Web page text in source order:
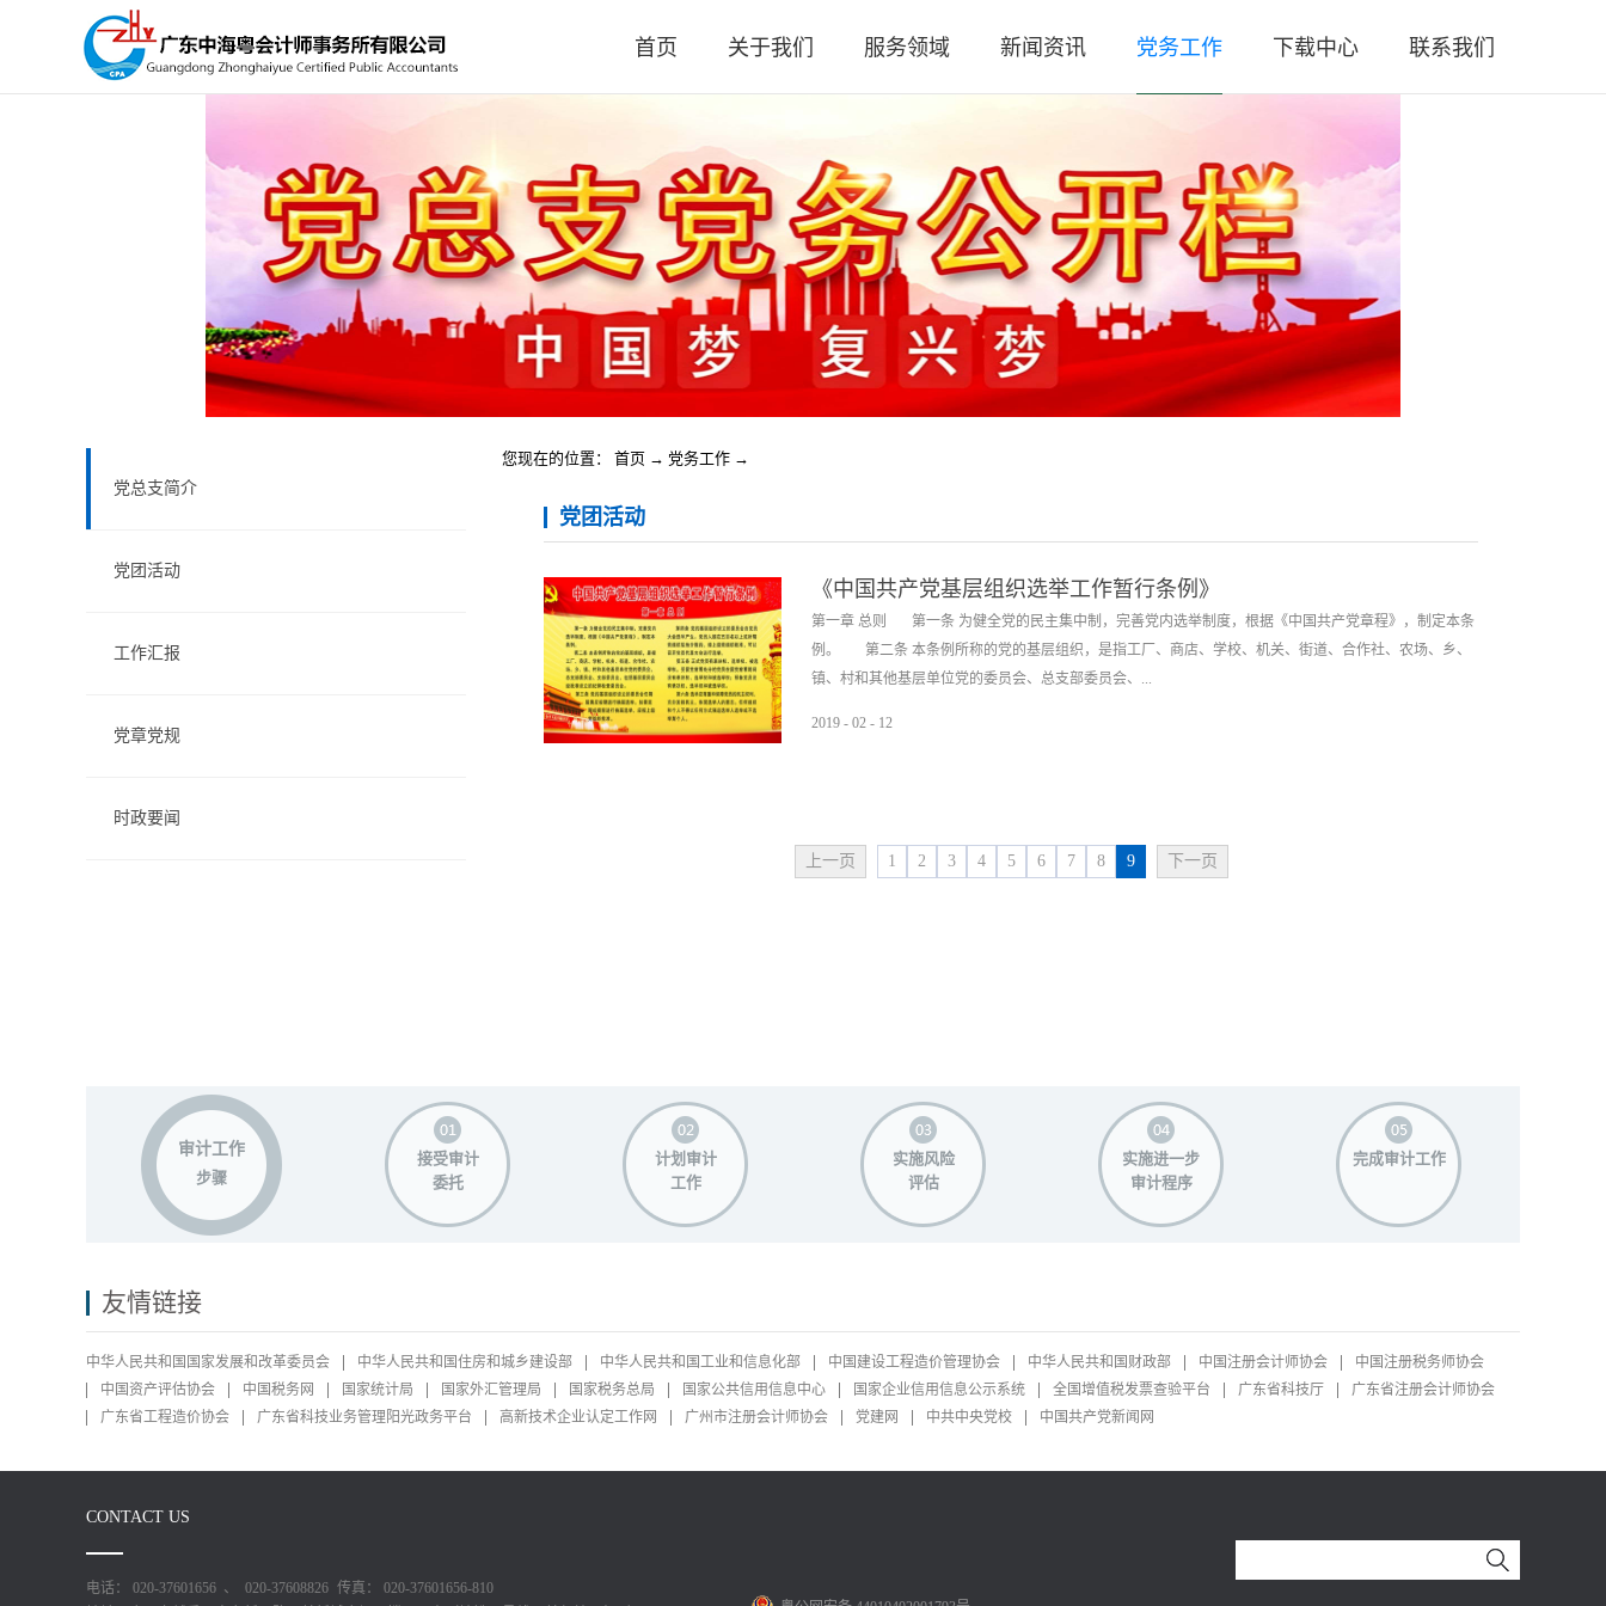
首页 关于我们
公司荣誉
执业资质
公司文化
服务领域
涉税业务
咨询服务
评估业务
新闻资讯
高新政策
税务法规
会计实务
评估实务
时政要闻
党务工作
党团活动
工作汇报
党章党规
时政要闻
下载中心 联系我们
党总支简介
党团活动
工作汇报
党章党规
时政要闻
您现在的位置： 首页 → 党务工作 →
党团活动
《中国共产党基层组织选举工作暂行条例》
第一章 总则 第一条 为健全党的民主集中制，完善党内选举制度，根据《中国共产党章程》，制定本条
例。 第二条 本条例所称的党的基层组织，是指工厂、商店、学校、机关、街道、合作社、农场、乡、
镇、村和其他基层单位党的委员会、总支部委员会、...
地分散的，经上级党组织批准，可以召开党员代表大会进行选举。 第五条 正式党员有表决权、选举
权、被选举权。受留党察看处分的党员在留党察...
2019 - 02 - 12
上一页 1 2 3 4 5 6 7 8 9 下一页
审计工作
步骤
接受审计
委托
计划审计
工作
实施风险
评估
实施进一步
审计程序
完成审计工作
友情链接
中华人民共和国国家发展和改革委员会 中华人民共和国住房和城乡建设部 中华人民共和国工业和信息化部 中国建设工程造价管理协会 中华人民共和国财政部 中国注册会计师协会
中国注册税务师协会
中国资产评估协会
中国税务网 国家统计局 国家外汇管理局 国家税务总局 国家公共信用信息中心 国家企业信用信息公示系统 全国增值税发票查验平台 广东省科技厅
广东省注册会计师协会
广东省工程造价协会
广东省科技业务管理阳光政务平台 高新技术企业认定工作网 广州市注册会计师协会 党建网 中共中央党校 中国共产党新闻网
CONTACT US
电话： 020-37601656 、 020-37608826 传真： 020-37601656-810